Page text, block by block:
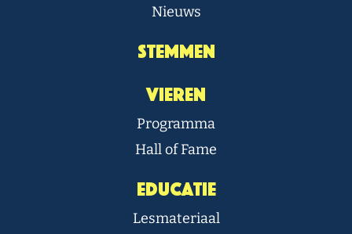
Nieuws
Stemmen
Vieren
Programma
Hall of Fame
Educatie
Lesmateriaal